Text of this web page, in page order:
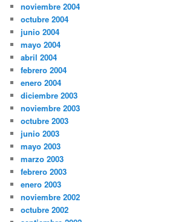
noviembre 2004
octubre 2004
junio 2004
mayo 2004
abril 2004
febrero 2004
enero 2004
diciembre 2003
noviembre 2003
octubre 2003
junio 2003
mayo 2003
marzo 2003
febrero 2003
enero 2003
noviembre 2002
octubre 2002